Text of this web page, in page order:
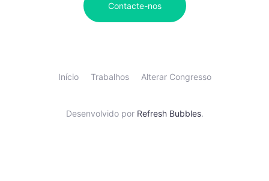
Contacte-nos
Início Trabalhos Alterar Congresso
Desenvolvido por Refresh Bubbles.